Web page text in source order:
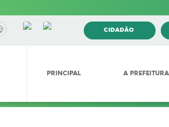
CIDADÃO
PRINCIPAL A PREFEITURA